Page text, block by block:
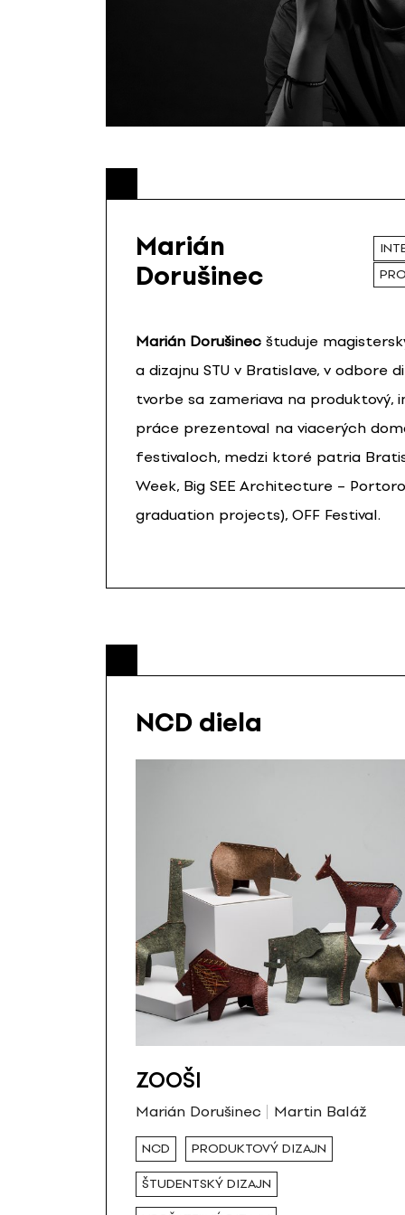
Marián
Dorušinec
Marián Dorušinec študuje
a dizajnu STU v Bratislave, v odbore
tvorbe sa zameriava na produktový,
práce prezentoval na viacerých
festivaloch, medzi ktoré patria
Week, Big SEE Architecture –
graduation projects), OFF Festival.
NCD diela
ZOOŠI
Marián Dorušinec Martin Baláž
NCD PRODUKTOVÝ DIZAJN
ŠTUDENTSKÝ DIZAJN